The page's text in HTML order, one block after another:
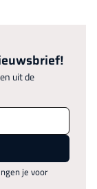
uit de
je voor